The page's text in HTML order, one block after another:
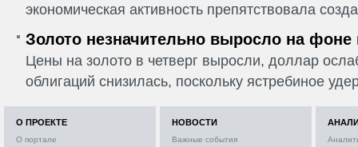
экономическая активность препятствовала
Золото незначительно выросло на фоне
Цены на золото в четверг выросли, доллар
облигаций снизилась, поскольку ястребиное
О ПРОЕКТЕ
О портале
НОВОСТИ
Важные события